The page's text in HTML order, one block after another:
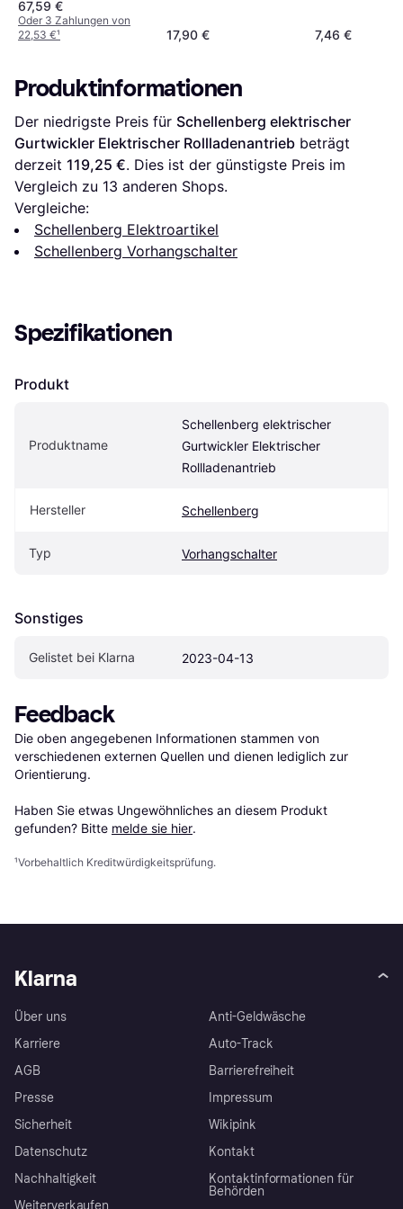
67,59 €
Oder 3 Zahlungen von
22,53 €¹ 17,90 € 7,46 €
Produktinformationen
Der niedrigste Preis für Schellenberg elektrischer
Gurtwickler Elektrischer Rollladenantrieb beträgt
derzeit 119,25 €. Dies ist der günstigste Preis im
Vergleich zu 13 anderen Shops.
Vergleiche:
Schellenberg Elektroartikel
Schellenberg Vorhangschalter
Spezifikationen
Produkt
Produktname
Schellenberg elektrischer
Gurtwickler Elektrischer
Rollladenantrieb
Hersteller Schellenberg
Typ Vorhangschalter
Sonstiges
Gelistet bei Klarna 2023-04-13
Feedback
Die oben angegebenen Informationen stammen von
verschiedenen externen Quellen und dienen lediglich zur
Orientierung.
Haben Sie etwas Ungewöhnliches an diesem Produkt
gefunden? Bitte melde sie hier.
¹Vorbehaltlich Kreditwürdigkeitsprüfung.
Klarna
Über uns
Karriere
AGB
Presse
Sicherheit
Datenschutz
Nachhaltigkeit
Weiterverkaufen
Anti-Geldwäsche
Auto-Track
Barrierefreiheit
Impressum
Wikipink
Kontakt
Kontaktinformationen für
Behörden